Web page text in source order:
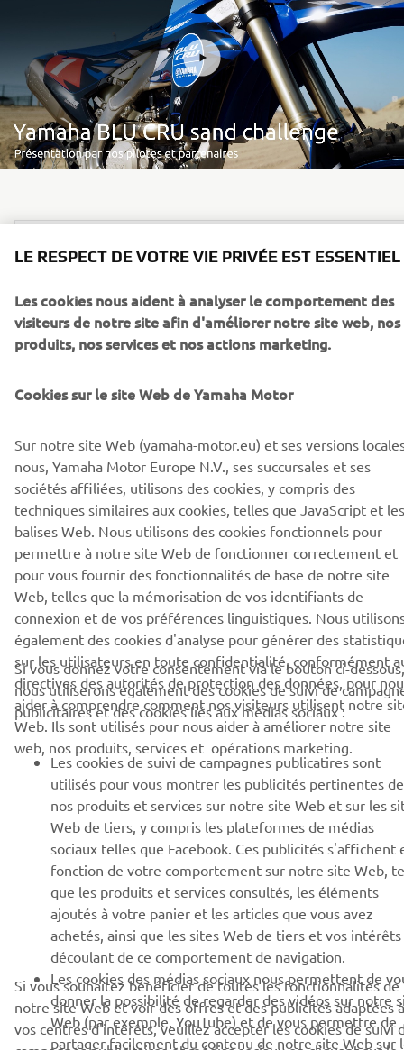
Règlement bLU cRU Sand Challenge
PROS & B2B
PLUS YAMAHA
SUPPORT
NEWSLETTER
Découvrez en exclusivité les dernières offres, les événements
spéciaux, les nouveautés et bien plus encore
S'ABONNER
Lisez notre politique de confidentialité pour savoir comment
nous traitons vos données personnelles :Politique de
Confidentialité
France (French)
© Copyright - 2026 Yamaha Motor Europe N.V. - All Rights
LE RESPECT DE VOTRE VIE PRIVÉE EST ESSENTIEL
Les cookies nous aident à analyser le comportement des
visiteurs de notre site afin d'améliorer notre site web, nos
produits, nos services et nos actions marketing.
Cookies sur le site Web de Yamaha Motor
Sur notre site Web (yamaha-motor.eu) et ses versions
nous, Yamaha Motor Europe N.V., ses succursales et ses
sociétés affiliées, utilisons des cookies, y compris des
techniques similaires aux cookies, telles que JavaScript et les
balises Web. Nous utilisons des cookies fonctionnels pour
permettre à notre site Web de fonctionner correctement et
pour vous fournir des fonctionnalités de base de notre site
Web, telles que la mémorisation de vos identifiants de
connexion et de vos préférences linguistiques. Nous
également des cookies d'analyse pour générer des
sur les utilisateurs en toute confidentialité, conformément
directives des autorités de protection des données, pour
aider à comprendre comment nos visiteurs utilisent notre
Web. Ils sont utilisés pour nous aider à améliorer notre site
web, nos produits, services et opérations marketing.
Si vous donnez votre consentement via le bouton ci-dessous,
nous utiliserons également des cookies de suivi de
publicitaires et des cookies liés aux médias sociaux :
Les cookies de suivi de campagnes publicatires sont
utilisés pour vous montrer les publicités pertinentes de
nos produits et services sur notre site Web et sur les
Web de tiers, y compris les plateformes de médias
sociaux telles que Facebook. Ces publicités s'affichent
fonction de votre comportement sur notre site Web,
que les produits et services consultés, les éléments
ajoutés à votre panier et les articles que vous avez
achetés, ainsi que les sites Web de tiers et vos intérêts
découlant de ce comportement de navigation.
Les cookies des médias sociaux nous permettent de
donner la possibilité de regarder des vidéos sur notre
Web (par exemple, YouTube) et de vous permettre de
partager facilement du contenu de notre site Web sur
Si vous souhaitez bénéficier de toutes les fonctionnalités de
notre site Web et voir des offres et des publicités adaptées à
vos centres d'intérêts, veuillez accepter les cookies de suivi